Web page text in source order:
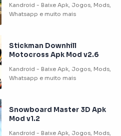
Stickman Downhill
Motocross Apk Mod v2.6
Snowboard Master 3D Apk
Mod v1.2